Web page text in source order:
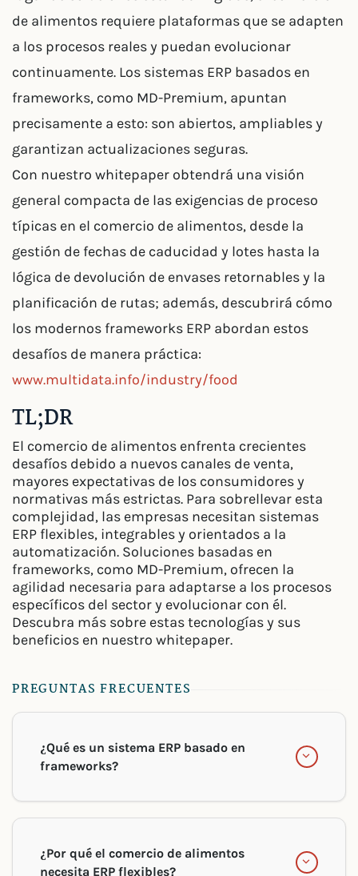
de alimentos requiere plataformas que se adapten
a los procesos reales y puedan evolucionar
continuamente. Los sistemas ERP basados en
frameworks, como MD-Premium, apuntan
precisamente a esto: son abiertos, ampliables y
garantizan actualizaciones seguras.
Con nuestro whitepaper obtendrá una visión
general compacta de las exigencias de proceso
típicas en el comercio de alimentos, desde la
gestión de fechas de caducidad y lotes hasta la
lógica de devolución de envases retornables y la
planificación de rutas; además, descubrirá cómo
los modernos frameworks ERP abordan estos
desafíos de manera práctica:
www.multidata.info/industry/food
TL;DR
El comercio de alimentos enfrenta crecientes
desafíos debido a nuevos canales de venta,
mayores expectativas de los consumidores y
normativas más estrictas. Para sobrellevar esta
complejidad, las empresas necesitan sistemas
ERP flexibles, integrables y orientados a la
automatización. Soluciones basadas en
frameworks, como MD-Premium, ofrecen la
agilidad necesaria para adaptarse a los procesos
específicos del sector y evolucionar con él.
Descubra más sobre estas tecnologías y sus
beneficios en nuestro whitepaper.
PREGUNTAS FRECUENTES
¿Qué es un sistema ERP basado en
frameworks?
¿Por qué el comercio de alimentos
necesita ERP flexibles?